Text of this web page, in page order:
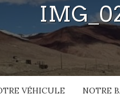
VÉHICULE NOTRE